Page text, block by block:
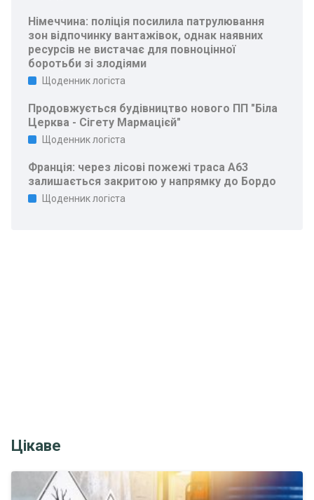
Німеччина: поліція посилила патрулювання
зон відпочинку вантажівок, однак наявних
ресурсів не вистачає для повноцінної
боротьби зі злодіями
Щоденник логіста
Продовжується будівництво нового ПП "Біла
Церква - Сігету Мармацієй"
Щоденник логіста
Франція: через лісові пожежі траса A63
залишається закритою у напрямку до Бордо
Щоденник логіста
Цікаве